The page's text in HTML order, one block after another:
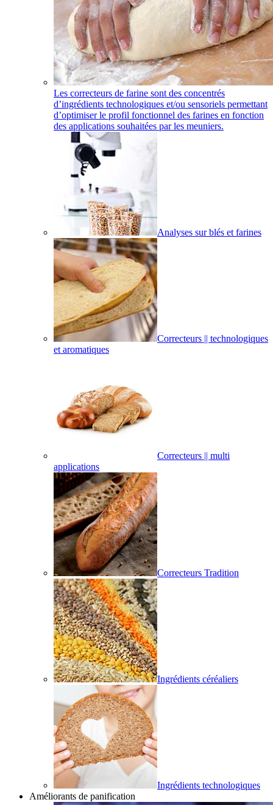
Les correcteurs de farine sont des concentrés
d’ingrédients technologiques et/ou sensoriels permettant
d’optimiser le profil fonctionnel des farines en fonction
des applications souhaitées par les meuniers.
Analyses sur blés et farines
Correcteurs || technologiques
et aromatiques
Correcteurs || multi
applications
Correcteurs Tradition
Ingrédients céréaliers
Ingrédients technologiques
Améliorants de panification